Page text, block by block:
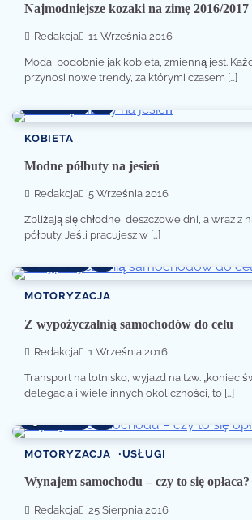
Najmodniejsze kozaki na zimę 2016/2017
Redakcja 11 Września 2016
Moda, podobnie jak kobieta, zmienną jest.
przynosi nowe trendy, za którymi czasem […]
KOBIETA
Modne półbuty na jesień
Redakcja 5 Września 2016
Zbliżają się chłodne, deszczowe dni, a wraz z
półbuty. Jeśli pracujesz w […]
MOTORYZACJA
Z wypożyczalnią samochodów do celu
Redakcja 1 Września 2016
Transport na lotnisko, wyjazd na tzw. „koniec
delegacja i wiele innych okoliczności, to […]
MOTORYZACJA USŁUGI
Wynajem samochodu – czy to się opłaca?
Redakcja 25 Sierpnia 2016